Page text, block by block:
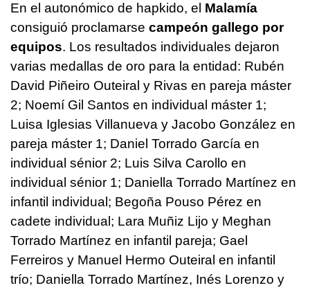
En el autonómico de hapkido, el Malamía
consiguió proclamarse campeón gallego por
equipos. Los resultados individuales dejaron
varias medallas de oro para la entidad: Rubén
David Piñeiro Outeiral y Rivas en pareja máster
2; Noemí Gil Santos en individual máster 1;
Luisa Iglesias Villanueva y Jacobo González en
pareja máster 1; Daniel Torrado García en
individual sénior 2; Luis Silva Carollo en
individual sénior 1; Daniella Torrado Martínez en
infantil individual; Begoña Pouso Pérez en
cadete individual; Lara Muñiz Lijo y Meghan
Torrado Martínez en infantil pareja; Gael
Ferreiros y Manuel Hermo Outeiral en infantil
trío; Daniella Torrado Martínez, Inés Lorenzo y